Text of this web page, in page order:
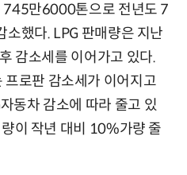
745만6000톤으로 전년도 7
했다. LPG 판매량은 지난
감소세를 이어가고 있다.
로판 감소세가 이어지고
동차 감소에 따라 줄고 있
이 작년 대비 10%가량 줄